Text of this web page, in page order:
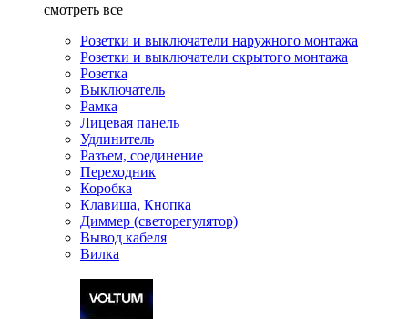
смотреть все
Розетки и выключатели наружного монтажа
Розетки и выключатели скрытого монтажа
Розетка
Выключатель
Рамка
Лицевая панель
Удлинитель
Разъем, соединение
Переходник
Коробка
Клавиша, Кнопка
Диммер (светорегулятор)
Вывод кабеля
Вилка